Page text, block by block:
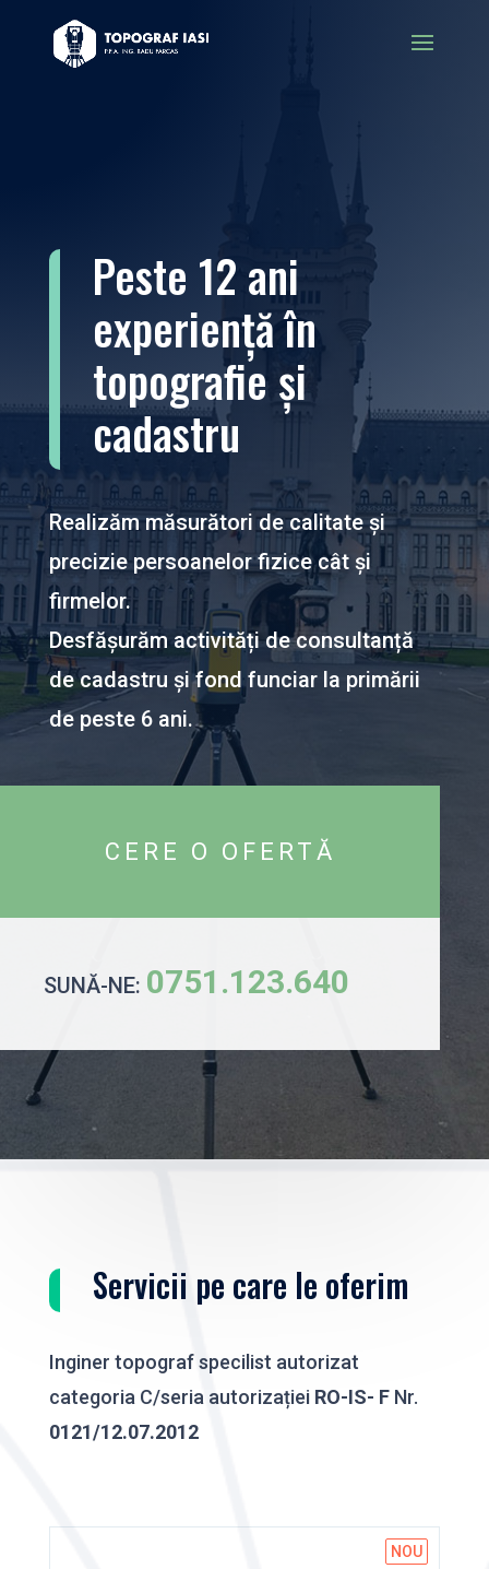
Peste 12 ani
experiență în
topografie și
cadastru
Realizăm măsurători de calitate și
precizie persoanelor fizice cât și
firmelor.
Desfășurăm activități de consultanță
de cadastru și fond funciar la primării
de peste 6 ani.
CERE O OFERTĂ
SUNĂ-NE: 0751.123.640
Servicii pe care le oferim
Inginer topograf specilist autorizat
categoria C/seria autorizației RO-IS- FNr.
0121/12.07.2012